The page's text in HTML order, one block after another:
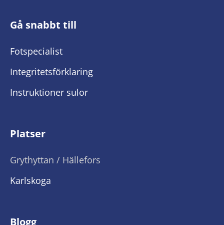
Gå snabbt till
Fotspecialist
Integritetsförklaring
Instruktioner sulor
Platser
Grythyttan / Hällefors
Karlskoga
Blogg